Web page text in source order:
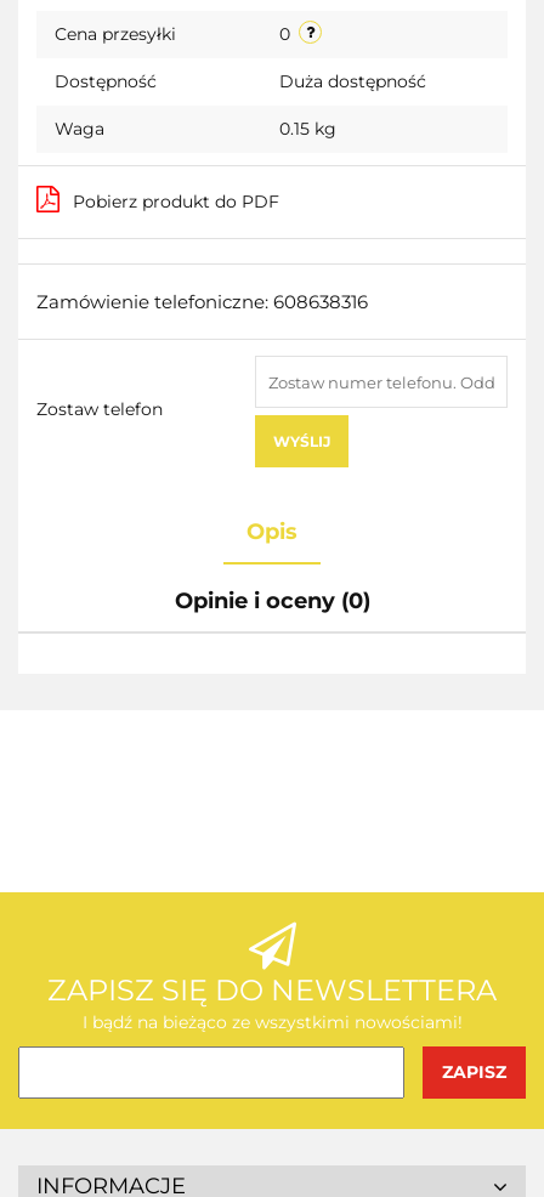
Cena przesyłki 0
Dostępność Duża dostępność
Waga 0.15 kg
Pobierz produkt do PDF
Zamówienie telefoniczne: 608638316
Zostaw telefon
WYŚLIJ
Opis
Opinie i oceny (0)
AEG
ZAPISZ SIĘ DO NEWSLETTERA
I bądź na bieżąco ze wszystkimi nowościami!
INFORMACJE